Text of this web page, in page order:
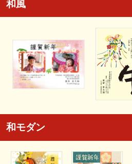
和風
和モダン